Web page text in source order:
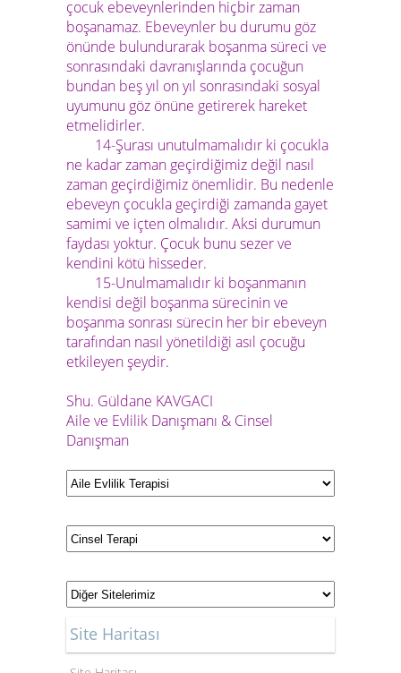
çocuk ebeveynlerinden hiçbir zaman
boşanamaz. Ebeveynler bu durumu göz
önünde bulundurarak boşanma süreci ve
sonrasındaki davranışlarında çocuğun
bundan beş yıl on yıl sonrasındaki sosyal
uyumunu göz önüne getirerek hareket
etmelidirler.
14-Şurası unutulmamalıdır ki çocukla
ne kadar zaman geçirdiğimiz değil nasıl
zaman geçirdiğimiz önemlidir. Bu nedenle
ebeveyn çocukla geçirdiği zamanda gayet
samimi ve içten olmalıdır. Aksi durumun
faydası yoktur. Çocuk bunu sezer ve
kendini kötü hisseder.
15-Unulmamalıdır ki boşanmanın
kendisi değil boşanma sürecinin ve
boşanma sonrası sürecin her bir ebeveyn
tarafından nasıl yönetildiği asıl çocuğu
etkileyen şeydir.
Shu. Güldane KAVGACI
Aile ve Evlilik Danışmanı & Cinsel
Danışman
Site Haritası